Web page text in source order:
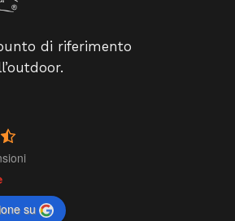
di riferimento
su